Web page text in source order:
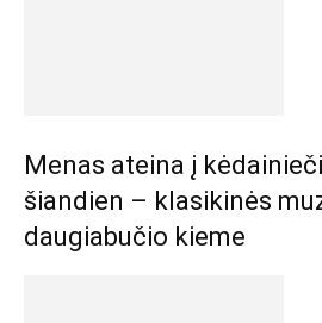
Menas ateina į
šiandien – klasikinės
daugiabučio kieme